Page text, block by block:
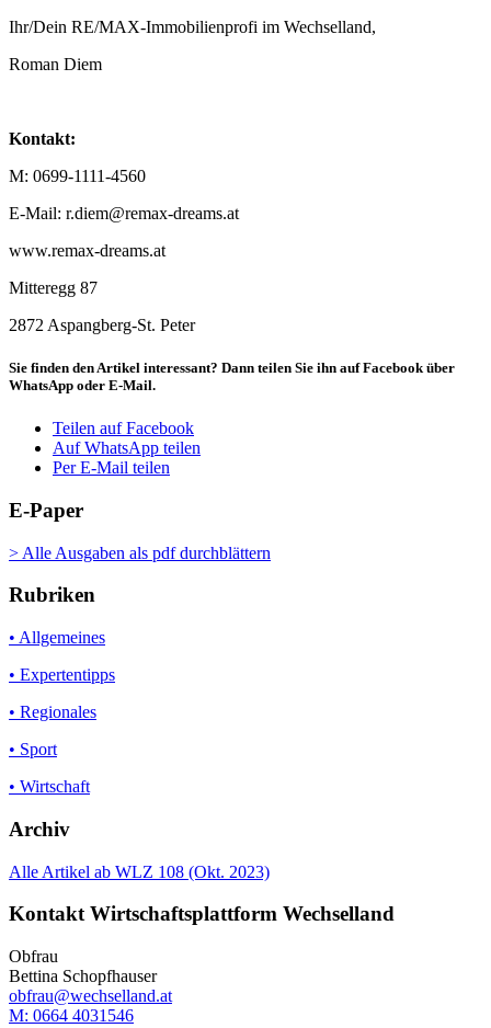
Ihr/Dein RE/MAX-Immobilienprofi im Wechselland,
Roman Diem
Kontakt:
M: 0699-1111-4560
E-Mail: r.diem@remax-dreams.at
www.remax-dreams.at
Mitteregg 87
2872 Aspangberg-St. Peter
Sie finden den Artikel interessant? Dann teilen Sie ihn auf Facebook über
WhatsApp oder E-Mail.
Teilen auf Facebook
Auf WhatsApp teilen
Per E-Mail teilen
E-Paper
> Alle Ausgaben als pdf durchblättern
Rubriken
• Allgemeines
• Expertentipps
• Regionales
• Sport
• Wirtschaft
Archiv
Alle Artikel ab WLZ 108 (Okt. 2023)
Kontakt Wirtschaftsplattform Wechselland
Obfrau
Bettina Schopfhauser
obfrau@wechselland.at
M: 0664 4031546